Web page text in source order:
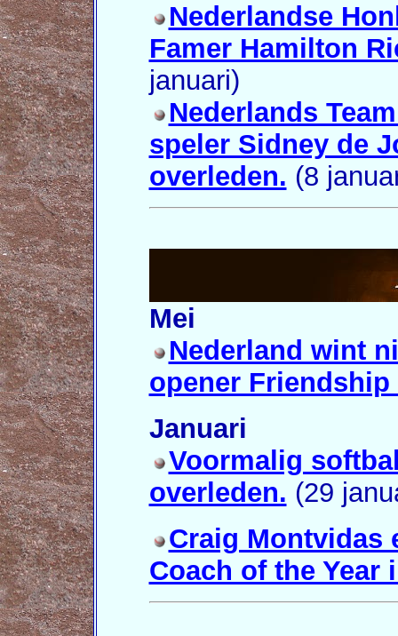
Nederlandse
Famer Hamilton
januari)
Nederlands
speler Sidney de
overleden. (8
Mei
Nederland wint
opener Friendship
Januari
Voormalig
overleden. (29
Craig Montvidas
Coach of the Year